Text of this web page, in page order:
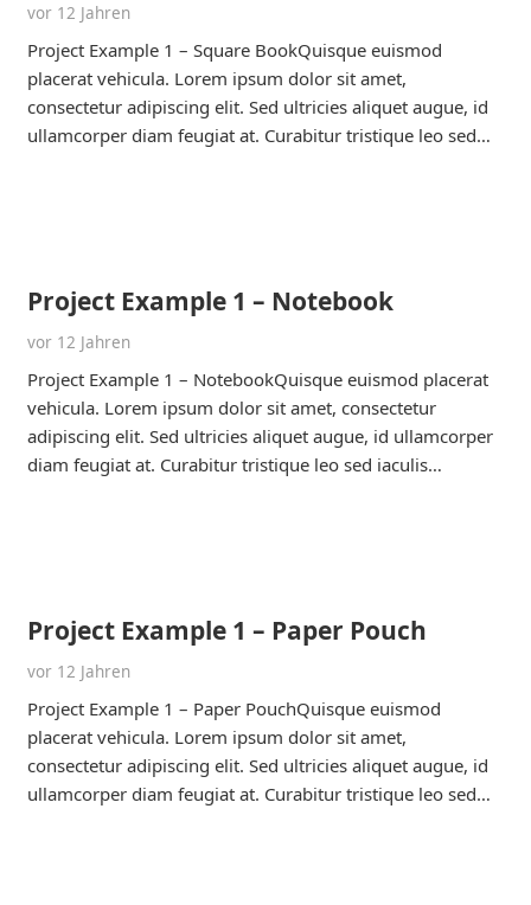
vor 12 Jahren
Project Example 1 – Square BookQuisque euismod
placerat vehicula. Lorem ipsum dolor sit amet,
consectetur adipiscing elit. Sed ultricies aliquet augue, id
ullamcorper diam feugiat at. Curabitur tristique leo sed…
Project Example 1 – Notebook
vor 12 Jahren
Project Example 1 – NotebookQuisque euismod placerat
vehicula. Lorem ipsum dolor sit amet, consectetur
adipiscing elit. Sed ultricies aliquet augue, id ullamcorper
diam feugiat at. Curabitur tristique leo sed iaculis…
Project Example 1 – Paper Pouch
vor 12 Jahren
Project Example 1 – Paper PouchQuisque euismod
placerat vehicula. Lorem ipsum dolor sit amet,
consectetur adipiscing elit. Sed ultricies aliquet augue, id
ullamcorper diam feugiat at. Curabitur tristique leo sed…